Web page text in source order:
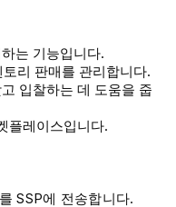
는 기능입니다.
리 판매를 관리합니다.
입찰하는 데 도움을 줍
플레이스입니다.
SSP에 전송합니다.